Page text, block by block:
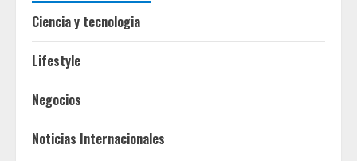
Ciencia y tecnologia
Lifestyle
Negocios
Noticias Internacionales